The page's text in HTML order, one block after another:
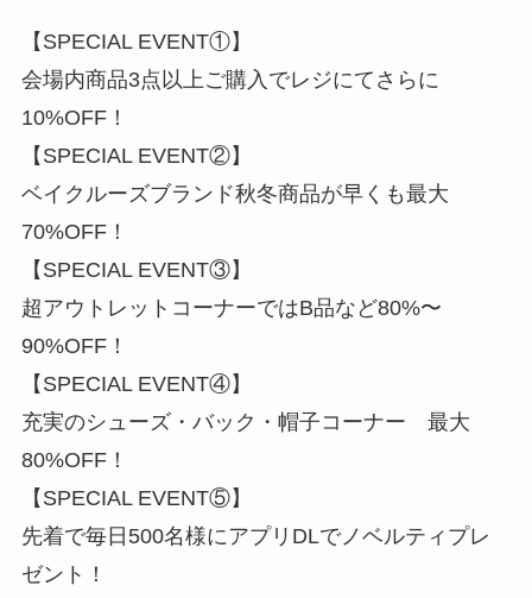
【SPECIAL EVENT①】
会場内商品3点以上ご購入でレジにてさらに
10%OFF！
【SPECIAL EVENT②】
ベイクルーズブランド秋冬商品が早くも最大
70%OFF！
【SPECIAL EVENT③】
超アウトレットコーナーではB品など80%〜
90%OFF！
【SPECIAL EVENT④】
充実のシューズ・バック・帽子コーナー 最大
80%OFF！
【SPECIAL EVENT⑤】
先着で毎日500名様にアプリDLでノベルティプレ
ゼント！